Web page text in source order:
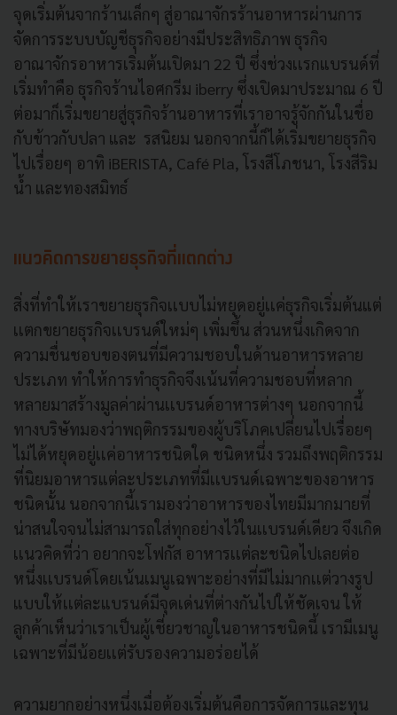
จุดเริ่มต้นจากร้านเล็กๆ สู่อาณาจักรร้านอาหารผ่านการ
จัดการระบบบัญชีธุรกิจอย่างมีประสิทธิภาพ ธุรกิจ
อาณาจักรอาหารเริ่มต้นเปิดมา 22 ปี ซึ่งช่วงเเรกแบรนด์ที่
เริ่มทำคือ ธุรกิจร้านไอศกรีม iberry ซึ่งเปิดมาประมาณ 6 ปี
ต่อมาก็เริ่มขยายสู่ธุรกิจร้านอาหารที่เราอาจรู้จักกันในชื่อ
กับข้าวกับปลา และ รสนิยม นอกจากนี้ก็ได้เริ่มขยายธุรกิจ
ไปเรื่อยๆ อาทิ iBERISTA, Café Pla, โรงสีโภชนา, โรงสีริม
น้ำ และทองสมิทธ์
แนวคิดการขยายธุรกิจที่เเตกต่าง
สิ่งที่ทำให้เราขยายธุรกิจเเบบไม่หยุดอยู่เเค่ธุรกิจเริ่มต้นแต่
เเตกขยายธุรกิจเเบรนด์ใหม่ๆ เพิ่มขึ้น ส่วนหนึ่งเกิดจาก
ความชื่นชอบของตนที่มีความชอบในด้านอาหารหลาย
ประเภท ทำให้การทำธุรกิจจึงเน้นที่ความชอบที่หลาก
หลายมาสร้างมูลค่าผ่านเเบรนด์อาหารต่างๆ นอกจากนี้
ทางบริษัทมองว่าพฤติกรรมของผู้บริโภคเปลี่ยนไปเรื่อยๆ
ไม่ได้หยุดอยู่เเค่อาหารชนิดใด ชนิดหนึ่ง รวมถึงพฤติกรรม
ที่นิยมอาหารแต่ละประเภทที่มีเเบรนด์เฉพาะของอาหาร
ชนิดนั้น นอกจากนี้เรามองว่าอาหารของไทยมีมากมายที่
น่าสนใจจนไม่สามารถใส่ทุกอย่างไว้ในเเบรนด์เดียว จึงเกิด
เเนวคิดที่ว่า อยากจะโฟกัส อาหารเเต่ละชนิดไปเลยต่อ
หนึ่งเเบรนด์โดยเน้นเมนูเฉพาะอย่างที่มีไม่มากเเต่วางรูป
แบบให้เเต่ละแบรนด์มีจุดเด่นที่ต่างกันไปให้ชัดเจน ให้
ลูกค้าเห็นว่าเราเป็นผู้เชี่ยวชาญในอาหารชนิดนี้ เรามีเมนู
เฉพาะที่มีน้อยเเต่รับรองความอร่อยได้
ความยากอย่างหนึ่งเมื่อต้องเริ่มต้นคือการจัดการและทุน